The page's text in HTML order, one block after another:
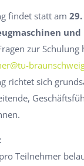
findet statt am
zur
richtet sich
Teilnehmer